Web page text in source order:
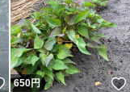
いいね！
650円